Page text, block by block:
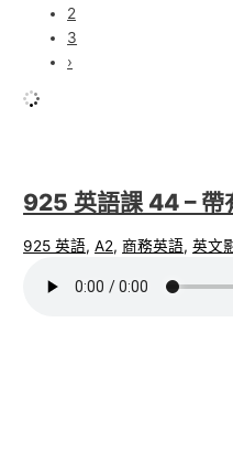
2
3
›
925 英語課 44 – 帶
925 英語,A2,商務英語,英文